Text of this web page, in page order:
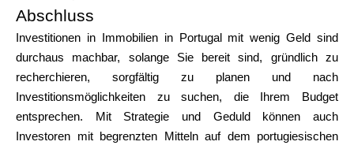
Abschluss
Investitionen in Immobilien in Portugal mit wenig Geld sind
durchaus machbar, solange Sie bereit sind, gründlich zu
recherchieren, sorgfältig zu planen und nach
Investitionsmöglichkeiten zu suchen, die Ihrem Budget
entsprechen. Mit Strategie und Geduld können auch
Investoren mit begrenzten Mitteln auf dem portugiesischen